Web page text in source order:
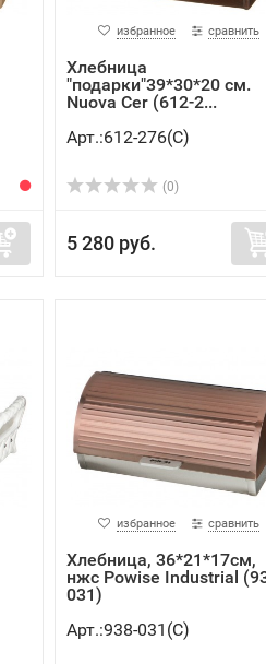
избранное сравнить
Хлебница
"подарки"39*30*20 см.
Nuova Cer (612-2...
Арт.:612-276(C)
(0)
5 280 руб.
избранное сравнить
Хлебница, 36*21*17см,
нжс Powise Industrial
031)
Арт.:938-031(C)